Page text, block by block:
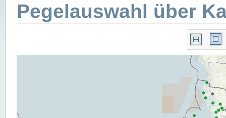
Pegelauswahl über